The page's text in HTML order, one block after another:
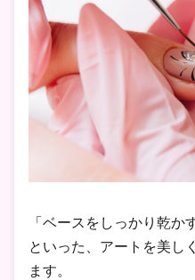
「ベースをしっかり乾か
といった、アートを美し
ます。